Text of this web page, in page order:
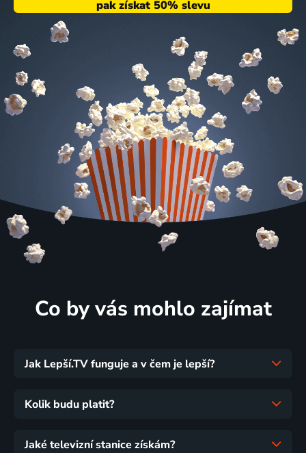
Co by vás mohlo zajímat
Jak Lepší.TV funguje a v čem je lepší?
Kolik budu platit?
Jaké televizní stanice získám?